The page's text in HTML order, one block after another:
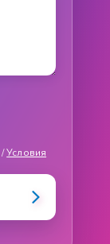
/Условия